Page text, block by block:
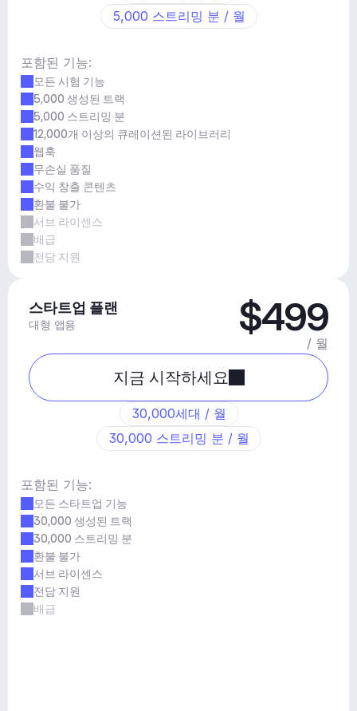
5,000 스트리밍 분 / 월
포함된 기능:
모든 시험 기능
5,000 생성된 트랙
5,000 스트리밍 분
12,000개 이상의 큐레이션된 라이브러리
웹훅
무손실 품질
수익 창출 콘텐츠
환불 불가
서브 라이센스
배급
전담 지원
스타트업 플랜
대형 앱용 $499
/ 월
지금 시작하세요
30,000세대 / 월
30,000 스트리밍 분 / 월
포함된 기능:
모든 스타트업 기능
30,000 생성된 트랙
30,000 스트리밍 분
환불 불가
서브 라이센스
전담 지원
배급